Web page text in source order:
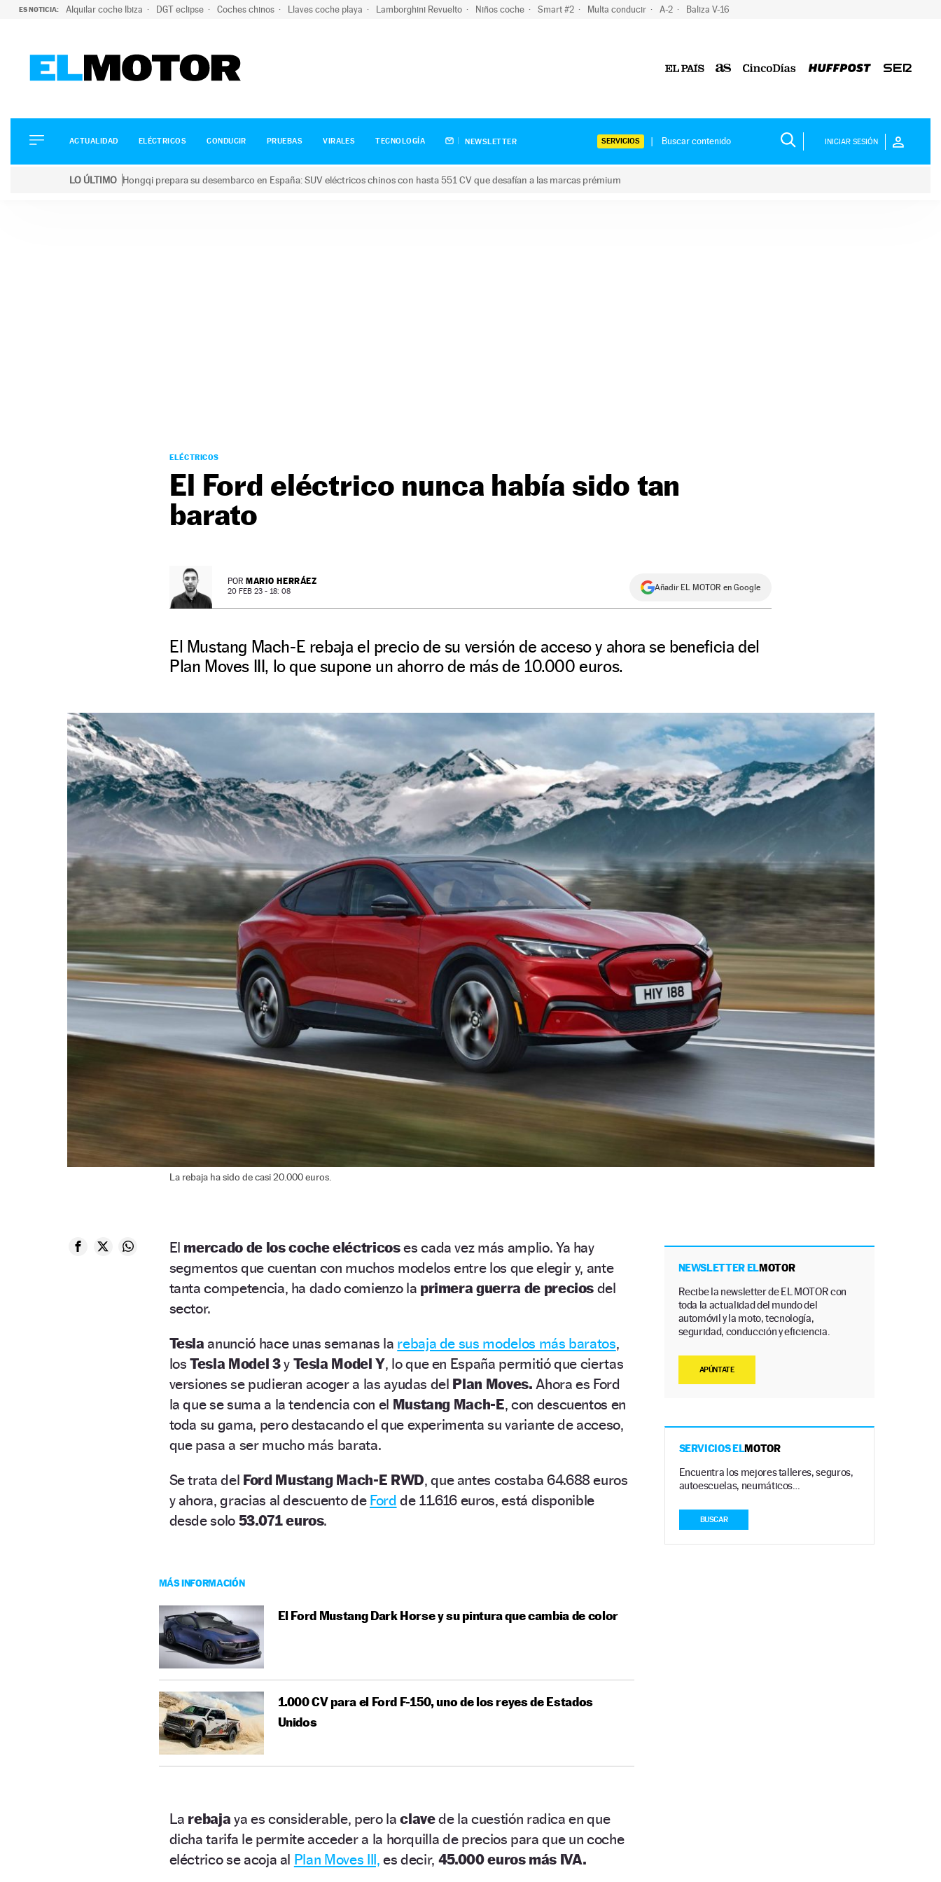
ES NOTICIA: Alquilar coche Ibiza DGT eclipse Coches chinos Llaves coche playa Lamborghini Revuelto Niños coche Smart #2 Multa conducir A-2 Baliza V-16
ELÉCTRICOS
CONDUCIR
ACTUALIDAD ELÉCTRICOS CONDUCIR PRUEBAS VIRALES TECNOLOGÍA NEWSLETTER SERVICIOS INICIAR SESIÓN
LO ÚLTIMO Hongqi prepara su desembarco en España: SUV eléctricos chinos con hasta 551 CV que desafían a las marcas prémium
ELÉCTRICOS
El Ford eléctrico nunca había sido tan
barato
POR MARIO HERRÁEZ
20 FEB 23 - 18: 08 Añadir EL MOTOR en Google
El Mustang Mach-E rebaja el precio de su versión de acceso y ahora se beneficia del
Plan Moves III, lo que supone un ahorro de más de 10.000 euros.
La rebaja ha sido de casi 20.000 euros.
El mercado de los coche eléctricoses cada vez más amplio. Ya hay
segmentos que cuentan con muchos modelos entre los que elegir y, ante
tanta competencia, ha dado comienzo la primera guerra de precios del
sector.
Teslaanunció hace unas semanas la rebaja de sus modelos más baratos,
losTesla Model 3y Tesla Model Y, lo que en España permitió que ciertas
versiones se pudieran acoger a las ayudas del Plan Moves. Ahora es Ford
la que se suma a la tendencia con el Mustang Mach-E, con descuentos en
toda su gama, pero destacando el que experimenta su variante de acceso,
que pasa a ser mucho más barata.
Se trata del Ford Mustang Mach-E RWD, que antes costaba 64.688 euros
y ahora, gracias al descuento de Ford de 11.616 euros, está disponible
desde solo 53.071 euros.
MÁS INFORMACIÓN
El Ford Mustang Dark Horse y su pintura que cambia de color
1.000 CV para el Ford F-150, uno de los reyes de Estados
Unidos
La rebaja ya es considerable, pero laclavede la cuestión radica en que
dicha tarifa le permite acceder a la horquilla de precios para que un coche
eléctrico se acoja al Plan Moves III, es decir, 45.000 euros más IVA.
NEWSLETTER ELMOTOR
Recibe la newsletter de EL MOTOR con
toda la actualidad del mundo del
automóvil y la moto, tecnología,
seguridad, conducción y eficiencia.
APÚNTATE
SERVICIOS ELMOTOR
Encuentra los mejores talleres, seguros,
autoescuelas, neumáticos…
BUSCAR